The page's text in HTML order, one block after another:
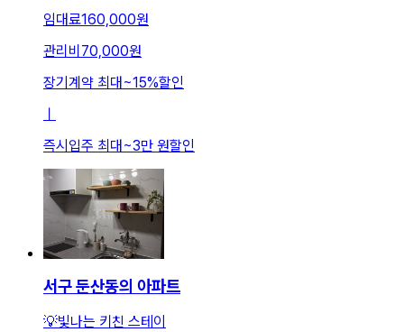
임대료160,000원
관리비 70,000원
장기계약 최대~15%할인
ㅣ
즉시입주 최대~3만 원할인
서구 둔산동의 아파트
💡빛나는 키친 스테이